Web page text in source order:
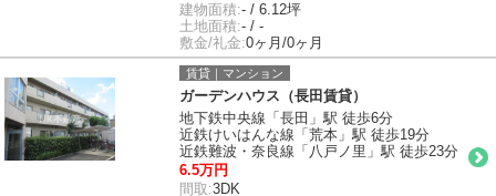
建物面積:- / 6.12坪
土地面積:- / -
敷金/礼金:0ヶ月/0ヶ月
賃貸｜マンション
ガーデンハウス（長田賃貸）
地下鉄中央線「長田」駅 徒歩6分
近鉄けいはんな線「荒本」駅 徒歩19分
近鉄難波・奈良線「八戸ノ里」駅 徒歩23分
6.5万円
間取:3DK